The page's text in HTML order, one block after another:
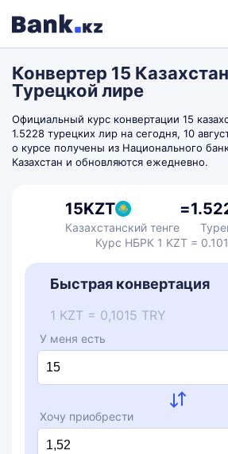
Конвертер 15
Турецкой лире
Официальный курс конвертации 15
1.5228 турецких лир на сегодня, 10
о курсе получены из Национального
Казахстан и обновляются ежедневно.
15KZT
Казахстанский тенге
=
Курс НБРК 1 KZT =
Быстрая конвертация
1 KZT = 0,1015 TRY
У меня есть
Хочу приобрести